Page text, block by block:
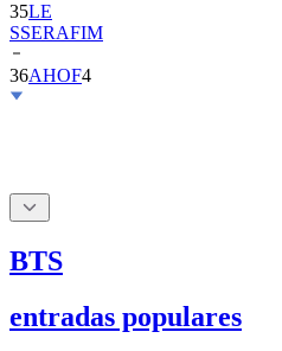
35LE
SSERAFIM
36AHOF4
BTS
entradas populares